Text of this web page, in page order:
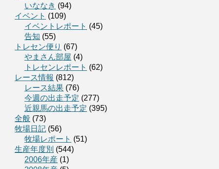
いななき (94)
イベント (109)
イベントレポート (45)
告知 (55)
トレセン便り (67)
やまさん部屋 (4)
トレセンレポート (62)
レース情報 (812)
レース結果 (76)
今週の出走予定 (277)
近親馬の出走予定 (395)
全般 (73)
牧場日記 (56)
牧場レポート (51)
生産年度別 (544)
2006年産 (1)